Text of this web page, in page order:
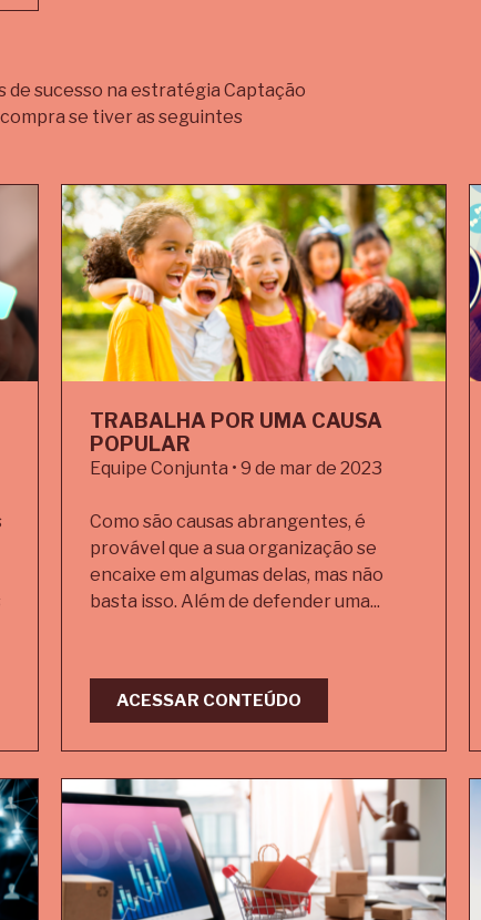
de sucesso na estratégia Captação
se tiver as seguintes
TRABALHA POR UMA CAUSA
POPULAR
Equipe Conjunta • 9 de mar de 2023
Como são causas abrangentes, é
provável que a sua organização se
encaixe em algumas delas, mas não
basta isso. Além de defender uma...
ACESSAR CONTEÚDO